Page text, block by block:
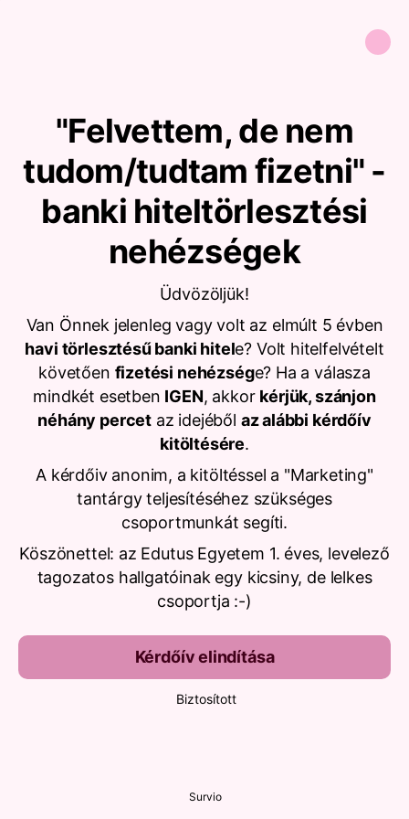
"Felvettem, de nem
tudom/tudtam fizetni" -
banki hiteltörlesztési
nehézségek
Üdvözöljük!
Van Önnek jelenleg vagy volt az elmúlt 5 évben
havi törlesztésű banki hitele? Volt hitelfelvételt
követően fizetési nehézsége? Ha a válasza
mindkét esetben IGEN, akkor kérjük, szánjon
néhány percet az idejéből az alábbi kérdőív
kitöltésére.
A kérdőiv anonim, a kitöltéssel a "Marketing"
tantárgy teljesítéséhez szükséges
csoportmunkát segíti.
Köszönettel: az Edutus Egyetem 1. éves, levelező
tagozatos hallgatóinak egy kicsiny, de lelkes
csoportja :-)
Kérdőív elindítása
Biztosított
Survio